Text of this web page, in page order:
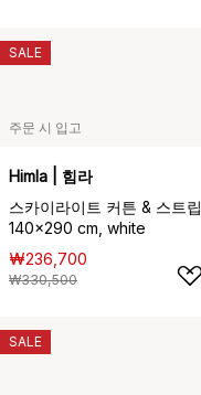
주문 시 입고
Himla | 힘라
스카이라이트 커튼 & 스트립
140x290 cm, white
₩236,700
₩330,500
SALE
SALE